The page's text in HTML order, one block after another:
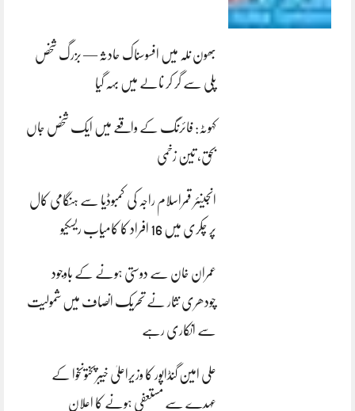
بھون نلہ میں افسوسناک حادثہ — بزرگ شخص
پلی سے گر کر نالے میں بہہ گیا
کہوٹہ: فائرنگ کے واقعے میں ایک شخص جاں
بحق، تین زخمی
انجینئر قمراسلام راجہ کی کمبوڈیا سے ہنگامی کال
پر چکری میں 16 افراد کا کامیاب ریسکیو
عمران خان سے دوستی ہونے کے باوجود
چودھری نثار نے تحریک انصاف میں شمولیت
سے انکاری رہے
علی امین گنڈاپور کا وزیراعلیٰ خیبرپختونخوا کے
عہدے سے مستعفی ہونے کا اعلان